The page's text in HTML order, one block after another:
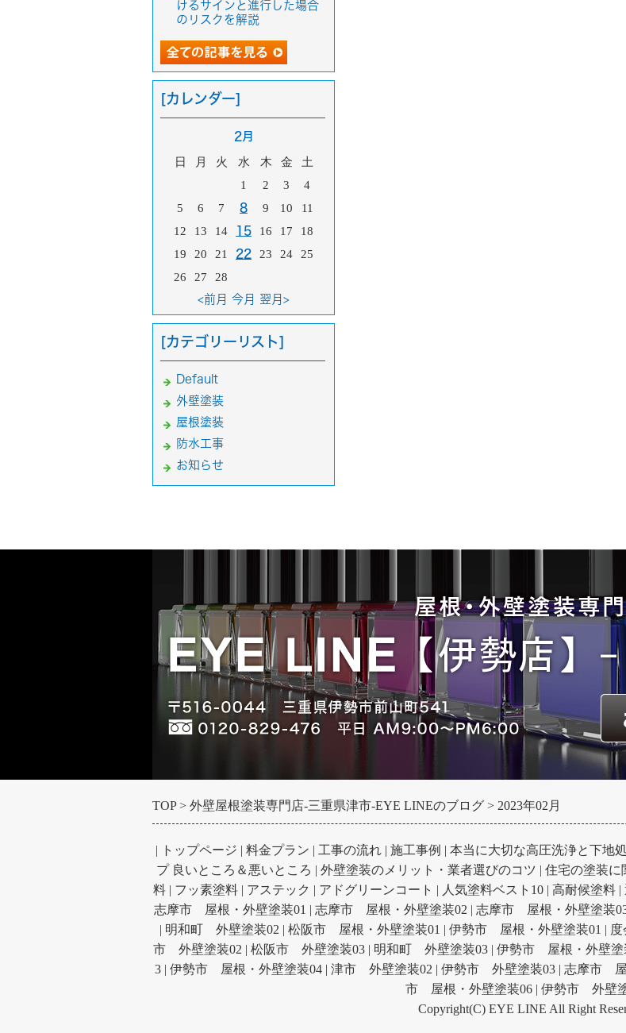
けるサインと進行した場合
のリスクを解説
[カレンダー]
2月
日 月 火 水 木 金
土
1
2 3
4
5
6 7 8 9 10
11
12
13 14 15 16 17
18
19
20 21 22 23 24
25
26
27 28
<前月 今月 翌月>
[カテゴリーリスト]
Default
外壁塗装
屋根塗装
防水工事
お知らせ
TOP 外壁屋根塗装専門店-三重県津市-EYE LINEのブログ 2023年02月
| トップページ | 料金プラン | 工事の流れ| 施工事例 | 本当に大切な高圧洗浄と下地
プ 良いところ＆悪いところ | 外壁塗装のメリット・業者選びのコツ | 住宅の塗装に
料| フッ素塗料| アステック | アドグリーンコート | 人気塗料ベスト10| 高耐候塗料|
志摩市 屋根・外壁塗装01 | 志摩市 屋根・外壁塗装02 | 志摩市 屋根・外壁塗装
| 明和町 外壁塗装02 | 松阪市 屋根・外壁塗装01 | 伊勢市 屋根・外壁塗装01 |
市 外壁塗装02 | 松阪市 外壁塗装03| 明和町 外壁塗装03| 伊勢市 屋根・外壁塗
3 | 伊勢市 屋根・外壁塗装04 | 津市 外壁塗装02 | 伊勢市 外壁塗装03 | 志摩市 屋
市 屋根・外壁塗装06 | 伊勢市 外壁
Copyright(C) EYE LINE All Right